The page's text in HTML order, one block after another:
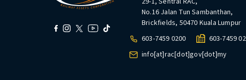
No.16 Jalan Tun Sambanthan,
Brickfields, 50470 Kuala Lumpur
603-7459 0200
603-7459
info[at]rac[dot]gov[dot]my